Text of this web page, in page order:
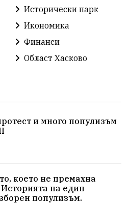
природа Иво Димов
протест общество
парк
пенсионери Сметища
Исторически парк
Икономика
Финанси
Област Хасково
и много популизъм
което не премахна
Историята на един
популизъм.